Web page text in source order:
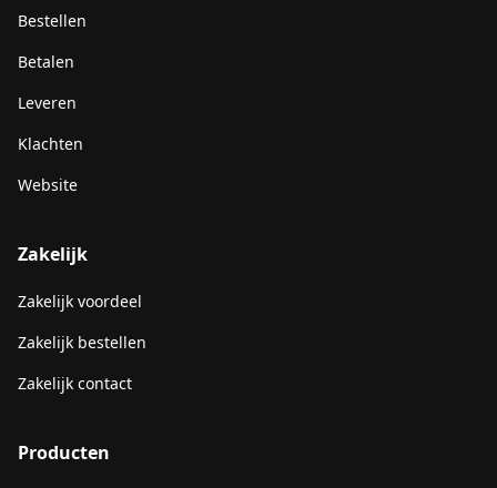
Bestellen
Betalen
Leveren
Klachten
Website
Zakelijk
Zakelijk voordeel
Zakelijk bestellen
Zakelijk contact
Producten